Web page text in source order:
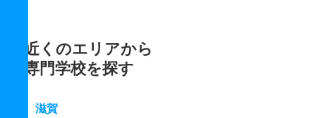
近くのエリアから
専門学校を探す
滋賀